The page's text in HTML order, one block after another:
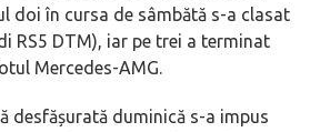
doi în cursa de sâmbătă s-a clasat
RS5 DTM), iar pe trei a terminat
Mercedes-AMG.
desfășurată duminică s-a impus